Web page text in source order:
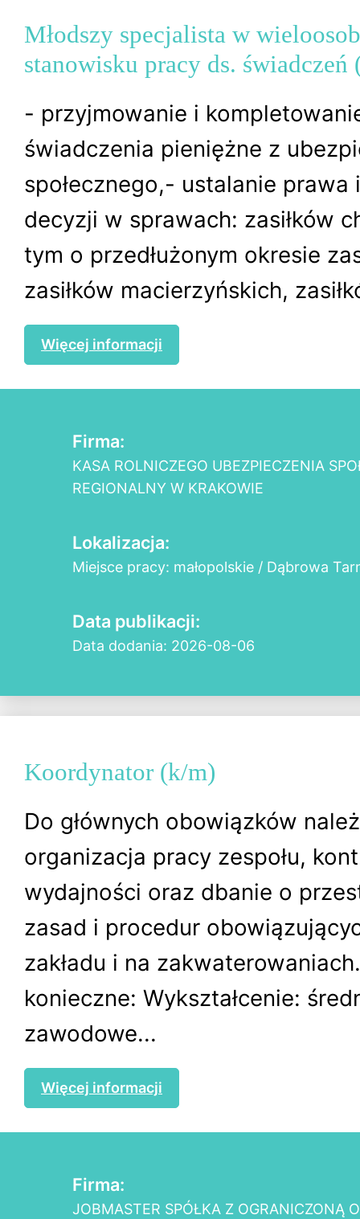
Młodszy specjalista w
stanowisku pracy ds. świadczeń
- przyjmowanie i
świadczenia pieniężne z
społecznego,- ustalanie prawa
decyzji w sprawach: zasiłków
tym o przedłużonym okresie
zasiłków macierzyńskich,
Więcej informacji
Firma:
KASA ROLNICZEGO UBEZPIECZENIA
REGIONALNY W KRAKOWIE
Lokalizacja:
Miejsce pracy: małopolskie / Dąbrowa
Data publikacji:
Data dodania: 2026-08-06
Koordynator (k/m)
Do głównych obowiązków
organizacja pracy zespołu,
wydajności oraz dbanie o
zasad i procedur
zakładu i na
konieczne: Wykształcenie:
zawodowe...
Więcej informacji
Firma:
JOBMASTER SPÓŁKA Z OGRANICZONĄ